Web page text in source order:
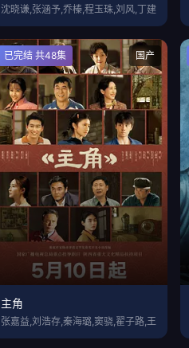
沈晓谦,张涵予,乔榛,程玉珠,刘风,丁建
国产
已完结 共48集
主角
张嘉益,刘浩存,秦海璐,窦骁,翟子路,王